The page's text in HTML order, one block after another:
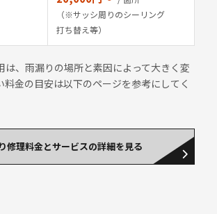
（※サッシ周りのシーリング
打ち替え等）
は、雨漏りの場所と素因によって大きく変
料金の目安は以下のページを参考にしてく
修理料金とサービスの詳細を見る